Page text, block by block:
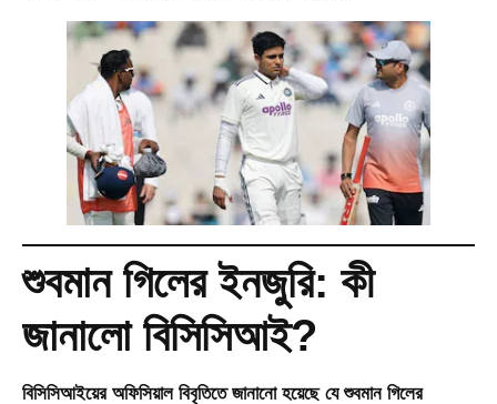
শুবমান গিলের ইনজুরি: কী
জানালো বিসিসিআই?
বিসিসিআইয়ের অফিসিয়াল বিবৃতিতে জানানো হয়েছে যে শুবমান গিলের